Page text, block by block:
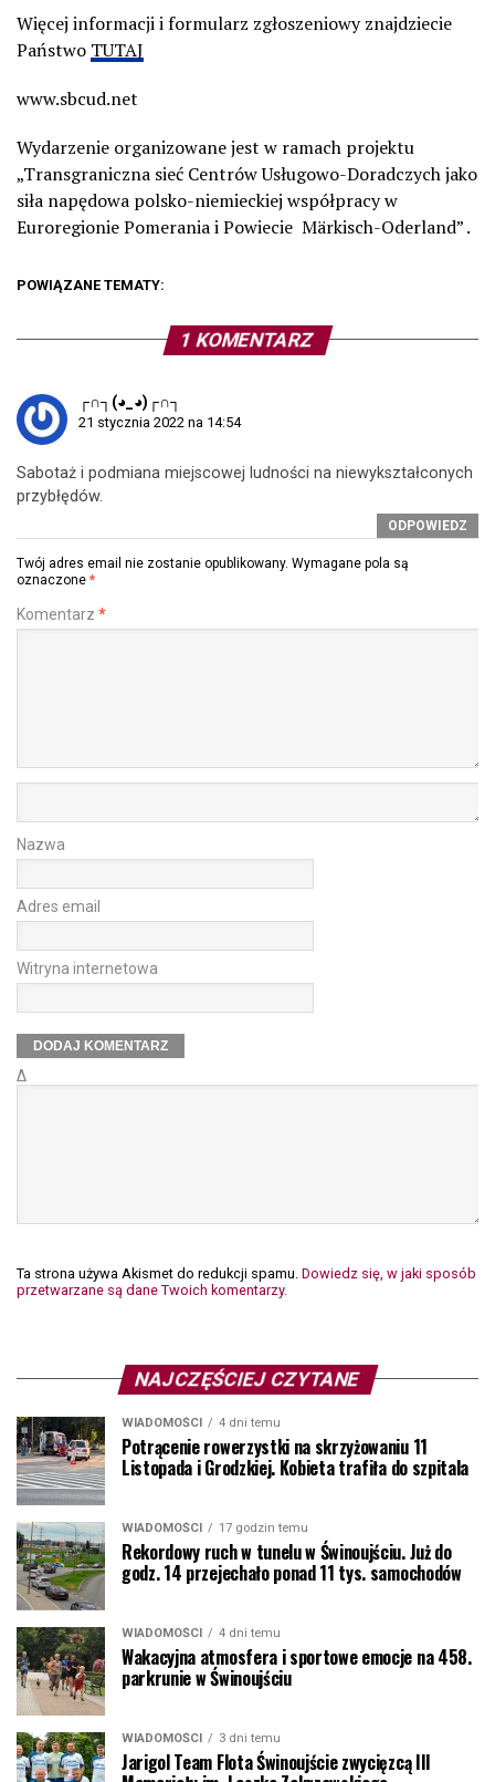
Więcej informacji i formularz zgłoszeniowy znajdziecie
Państwo TUTAJ
www.sbcud.net
Wydarzenie organizowane jest w ramach projektu
„Transgraniczna sieć Centrów Usługowo-Doradczych jako
siła napędowa polsko-niemieckiej współpracy w
Euroregionie Pomerania i Powiecie Märkisch-Oderland” .
POWIĄZANE TEMATY:
1 KOMENTARZ
┌∩┐(◕_◕)┌∩┐
21 stycznia 2022 na 14:54
Sabotaż i podmiana miejscowej ludności na niewykształconych
przybłędów.
ODPOWIEDZ
Twój adres email nie zostanie opublikowany. Wymagane pola są
oznaczone *
Komentarz *
Nazwa
Adres email
Witryna internetowa
Δ
Ta strona używa Akismet do redukcji spamu. Dowiedz się, w jaki sposób
przetwarzane są dane Twoich komentarzy.
NAJCZĘŚCIEJ CZYTANE
WIADOMOŚCI 4 dni temu
Potrącenie rowerzystki na skrzyżowaniu 11
Listopada i Grodzkiej. Kobieta trafiła do szpitala
WIADOMOŚCI 17 godzin temu
Rekordowy ruch w tunelu w Świnoujściu. Już do
godz. 14 przejechało ponad 11 tys. samochodów
WIADOMOŚCI 4 dni temu
Wakacyjna atmosfera i sportowe emocje na 458.
parkrunie w Świnoujściu
WIADOMOŚCI 3 dni temu
Jarigol Team Flota Świnoujście zwycięzcą III